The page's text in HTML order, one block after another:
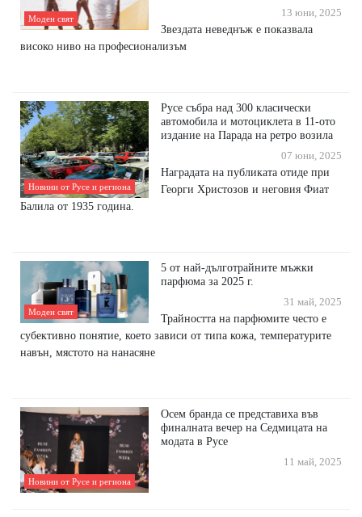
Моден свят
13 юни, 2025
Звездата неведнъж е показвала
високо ниво на професионализъм
Новини от Русе и региона
Русе събра над 300 класически
автомобила и мотоциклета в 11-ото
издание на Парада на ретро возила
07 юни, 2025
Наградата на публиката отиде при
Георги Христозов и неговия Фиат
Балила от 1935 година.
Моден свят
5 от най-дълготрайните мъжки
парфюма за 2025 г.
31 май, 2025
Трайността на парфюмите често е
субективно понятие, което зависи от типа кожа, температурите
навън, мястото на нанасяне
Новини от Русе и региона
Осем бранда се представиха във
финалната вечер на Седмицата на
модата в Русе
11 май, 2025